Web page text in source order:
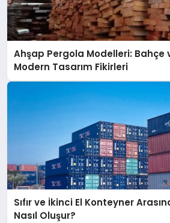
Ahşap Pergola Modelleri: Bahçe
Modern Tasarım Fikirleri
Sıfır ve İkinci El Konteyner
Nasıl Oluşur?